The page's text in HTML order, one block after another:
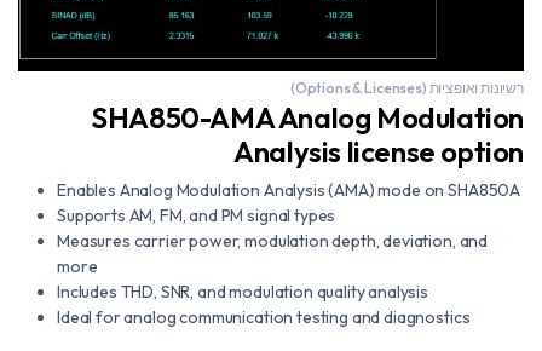
רשיונות ואופציות (Options & Licenses)
SHA850-AMA Analog Modulation
Analysis license option
Enables Analog Modulation Analysis (AMA) mode on SHA850A
Supports AM, FM, and PM signal types
Measures carrier power, modulation depth, deviation, and
more
Includes THD, SNR, and modulation quality analysis
Ideal for analog communication testing and diagnostics